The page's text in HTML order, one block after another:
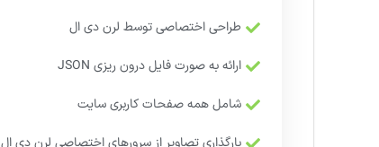
طراحی اختصاصی توسط لرن دی ال
ارائه به صورت فایل درون ریزی JSON
شامل همه صفحات کاربری سایت
بارگذاری تصاویر از سرورهای اختصاصی لرن دی ال